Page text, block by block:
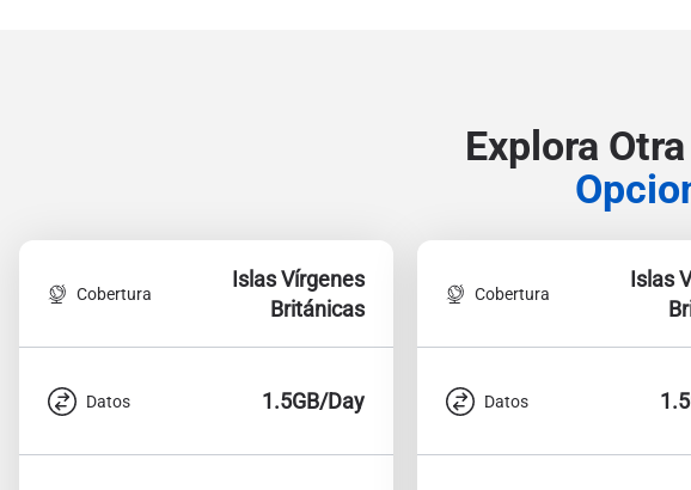
Explora
Cobertura
Islas Vírgenes
Británicas
Datos 1.5GB/Day
Cobertura
Islas
Datos